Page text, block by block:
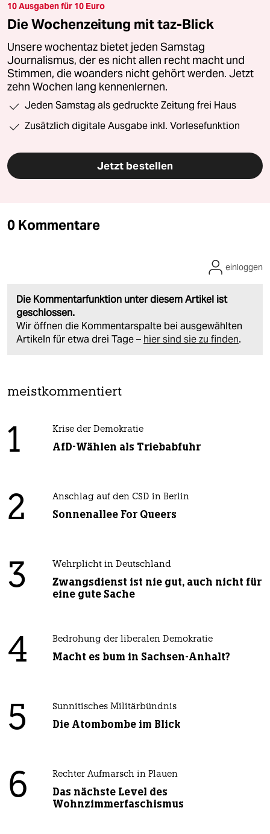
10 Ausgaben für 10 Euro
Die Wochenzeitung mit taz-Blick
Unsere wochentaz bietet jeden Samstag
Journalismus, der es nicht allen recht macht und
Stimmen, die woanders nicht gehört werden. Jetzt
zehn Wochen lang kennenlernen.
Jeden Samstag als gedruckte Zeitung frei Haus
Zusätzlich digitale Ausgabe inkl. Vorlesefunktion
Jetzt bestellen
0 Kommentare
Die Kommentarfunktion unter diesem Artikel ist
geschlossen.
Wir öffnen die Kommentarspalte bei ausgewählten
Artikeln für etwa drei Tage – hier sind sie zu finden.
einloggen
meistkommentiert
1 Krise der Demokratie
AfD-Wählen als Triebabfuhr
2 Anschlag auf den CSD in Berlin
Sonnenallee For Queers
3 Wehrplicht in Deutschland
Zwangsdienst ist nie gut, auch nicht für
eine gute Sache
4 Bedrohung der liberalen Demokratie
Macht es bum in Sachsen-Anhalt?
5 Sunnitisches Militärbündnis
Die Atombombe im Blick
6 Rechter Aufmarsch in Plauen
Das nächste Level des
Wohnzimmerfaschismus